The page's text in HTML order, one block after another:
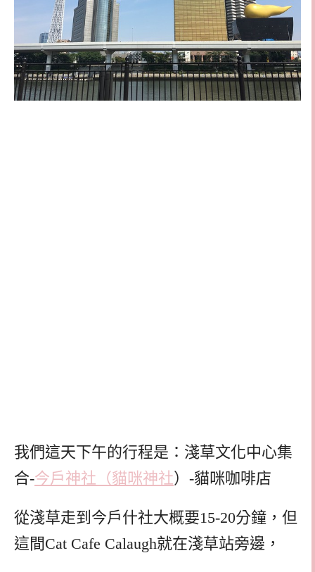
我們這天下午的行程是：淺草文化中心集
合-今戶神社（貓咪神社）-貓咪咖啡店
從淺草走到今戶什社大概要15-20分鐘，但
這間Cat Cafe Calaugh就在淺草站旁邊，